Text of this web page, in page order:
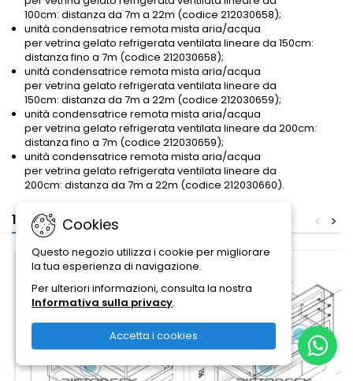
100cm: distanza da 7m a 22m (codice 212030658);
unità condensatrice remota mista aria/acqua
per vetrina gelato refrigerata ventilata lineare da 150cm:
distanza fino a 7m (codice 212030658);
unità condensatrice remota mista aria/acqua
per vetrina gelato refrigerata ventilata lineare da
150cm: distanza da 7m a 22m (codice 212030659);
unità condensatrice remota mista aria/acqua
per vetrina gelato refrigerata ventilata lineare da 200cm:
distanza fino a 7m (codice 212030659);
unità condensatrice remota mista aria/acqua
per vetrina gelato refrigerata ventilata lineare da
200cm: distanza da 7m a 22m (codice 212030660).
16 altri prodotti della stessa categoria: >
<
Solo online
In saldo!
In saldo!
Cookies
Questo negozio utilizza i cookie per migliorare
la tua esperienza di navigazione.
Per ulteriori informazioni, consulta la nostra
Informativa sulla privacy.
Accetta i cookies